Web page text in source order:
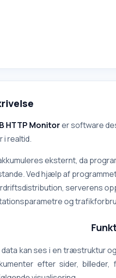
HTTP Monitorer software
i realtid.
eksternt, da
Ved hjælp af
serverens
og
kan ses i en træstruktur
efter sider,